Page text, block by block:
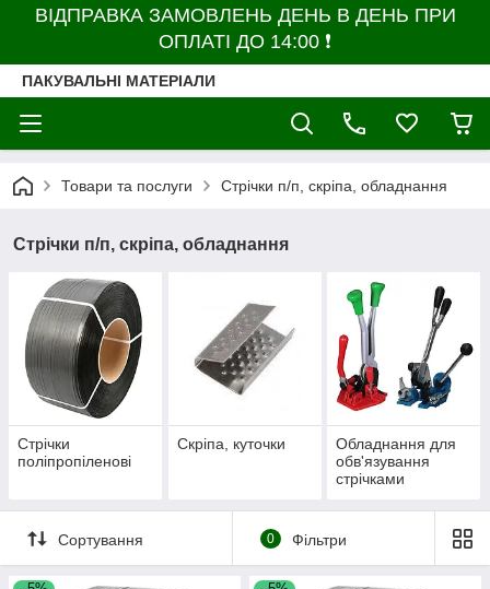
ВІДПРАВКА ЗАМОВЛЕНЬ ДЕНЬ В ДЕНЬ ПРИ
ОПЛАТІ ДО 14:00 ❗
ПАКУВАЛЬНІ МАТЕРІАЛИ
Товари та послуги Стрічки п/п, скріпа, обладнання
Стрічки п/п, скріпа, обладнання
Стрічки
поліпропіленові
Скріпа, куточки
Обладнання для
обв'язування
стрічками
Сортування 0 Фільтри